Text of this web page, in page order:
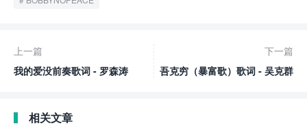
上一篇
我的爱没前奏歌词 - 罗森涛
下一篇
吾克穷（暴富歌）歌词 - 吴克群
相关文章